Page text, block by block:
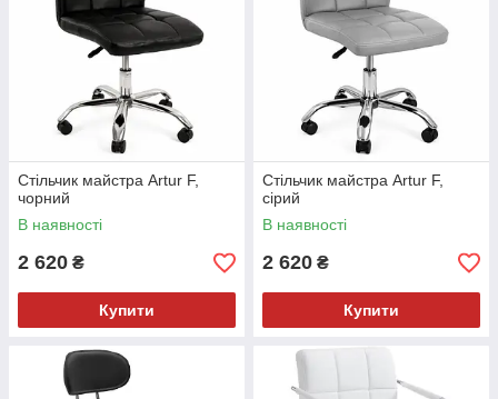
Стільчик майстра Artur F,
чорний
В наявності
2 620 ₴
Купити
Стільчик майстра Artur F,
сірий
В наявності
2 620 ₴
Купити